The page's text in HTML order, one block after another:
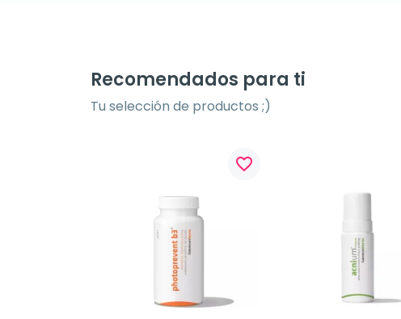
Recomendados para ti
Tu selección de productos ;)
favorite_border